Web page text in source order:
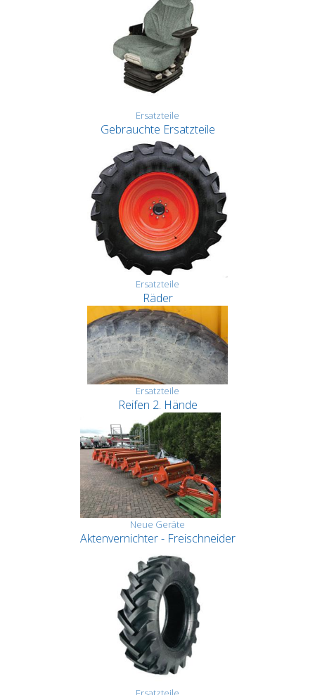
Ersatzteile
Gebrauchte Ersatzteile
Ersatzteile
Räder
Ersatzteile
Reifen 2. Hände
Neue Geräte
Aktenvernichter - Freischneider